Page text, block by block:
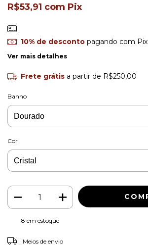
R$53,91 com Pix
10% de descontopagando com Pix
Ver mais detalhes
Frete grátis a partir de R$250,00
Banho
Cor
8 em estoque
Entregas para o CEP:
Meios de envio